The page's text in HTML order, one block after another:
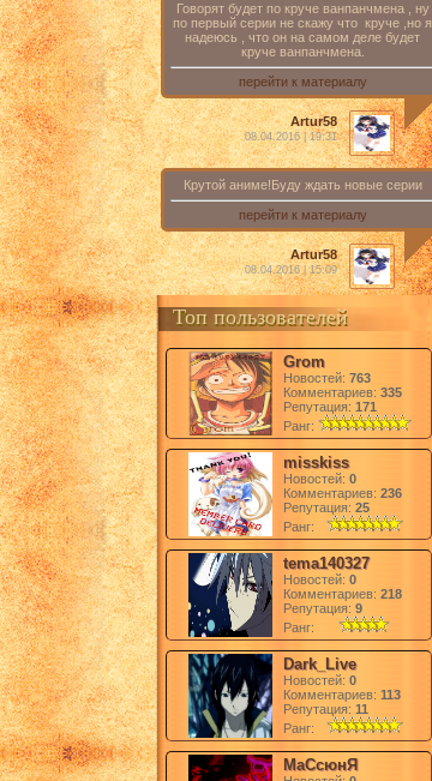
Говорят будет по круче ванпанчмена , ну
по первый серии не скажу что круче ,но я
надеюсь , что он на самом деле будет
круче ванпанчмена.
перейти к материалу
Artur58
08.04.2016 | 19:31
Крутой аниме!Буду ждать новые серии
перейти к материалу
Artur58
08.04.2016 | 15:09
Топ пользователей
Grom
Новостей: 763
Комментариев: 335
Репутация: 171
Ранг:
misskiss
Новостей: 0
Комментариев: 236
Репутация: 25
Ранг:
tema140327
Новостей: 0
Комментариев: 218
Репутация: 9
Ранг:
Dark_Live
Новостей: 0
Комментариев: 113
Репутация: 11
Ранг:
МаСсюнЯ